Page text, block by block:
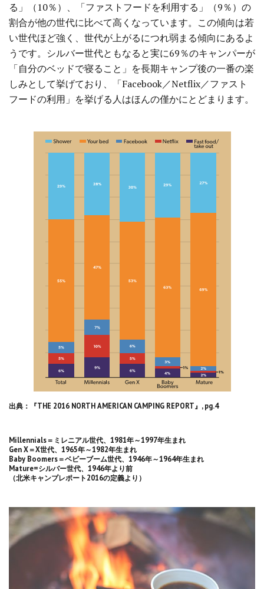
る」（10％）、「ファストフードを利用する」（9％）の
割合が他の世代に比べて高くなっています。この傾向は若
い世代ほど強く、世代が上がるにつれ弱まる傾向にあるよ
うです。シルバー世代ともなると実に69％のキャンパーが
「自分のベッドで寝ること」を長期キャンプ後の一番の楽
しみとして挙げており、「Facebook／Netflix／ファスト
フードの利用」を挙げる人はほんの僅かにとどまります。
出典：『THE 2016 NORTH AMERICAN CAMPING REPORT』, pg.4
Millennials＝ミレニアル世代、1981年～1997年生まれ
Gen X＝X世代、1965年～1982年生まれ
Baby Boomers＝ベビーブーム世代、1946年～1964年生まれ
Mature=シルバー世代、1946年より前
（北米キャンプレポート2016の定義より）